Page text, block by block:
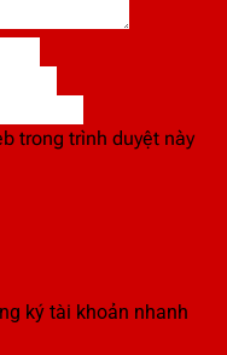
trong trình duyệt này
ký tài khoản nhanh